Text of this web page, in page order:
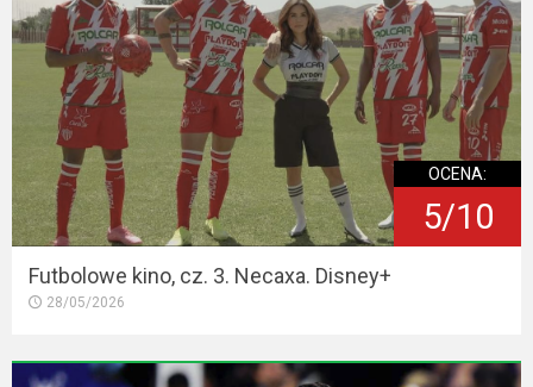
OCENA:
5/10
Futbolowe kino, cz. 3. Necaxa. Disney+
28/05/2026